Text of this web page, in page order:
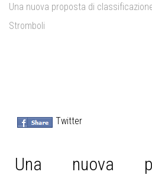
Una nuova proposta di
Stromboli
Twitter
Una nuova